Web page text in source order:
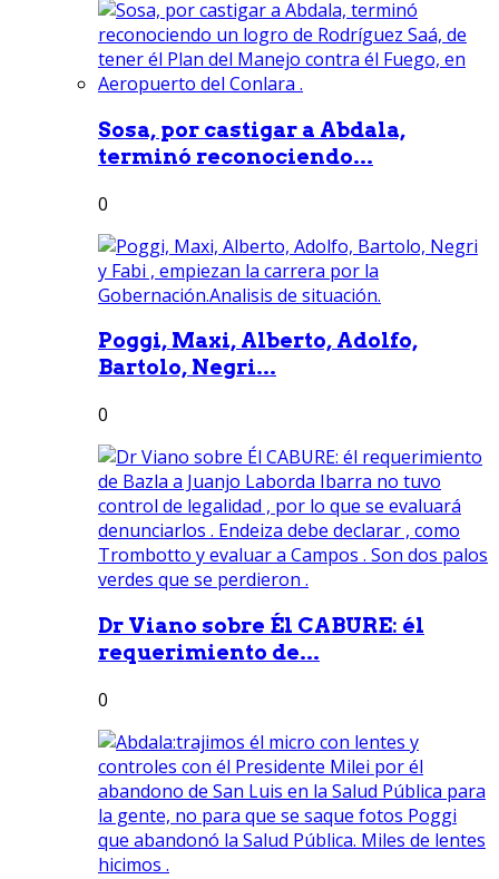
Sosa, por castigar a Abdala,
terminó reconociendo...
0
Poggi, Maxi, Alberto, Adolfo,
Bartolo, Negri...
0
Dr Viano sobre Él CABURE: él
requerimiento de...
0